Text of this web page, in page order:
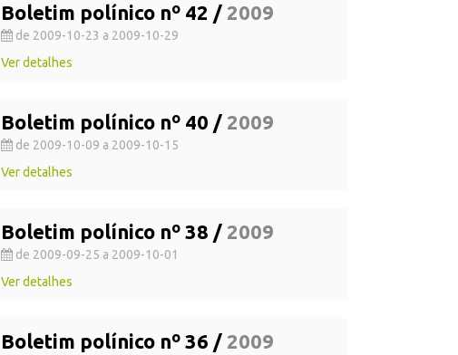
Boletim polínico nº 42 / 2009
de 2009-10-23 a 2009-10-29
Ver detalhes
Boletim polínico nº 40 / 2009
de 2009-10-09 a 2009-10-15
Ver detalhes
Boletim polínico nº 38 / 2009
de 2009-09-25 a 2009-10-01
Ver detalhes
Boletim polínico nº 36 / 2009